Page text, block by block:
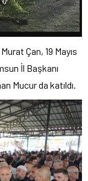
Çan, 19 Mayıs
İl Başkanı
Mucur da katıldı.